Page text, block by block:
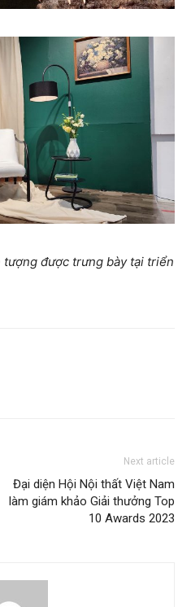
được trưng bày tại triển
Next article
Đại diện Hội Nội thất Việt Nam
làm giám khảo Giải thưởng Top
10 Awards 2023